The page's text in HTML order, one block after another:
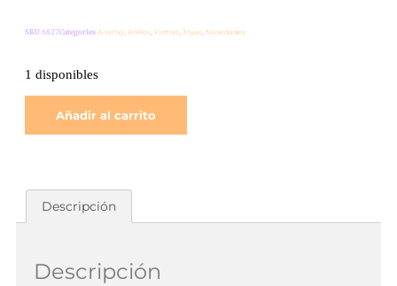
SKU 6827Categories Anartxy, Anillos, Firmas, Joyas, Novedades
1 disponibles
Añadir al carrito
Descripción
Descripción